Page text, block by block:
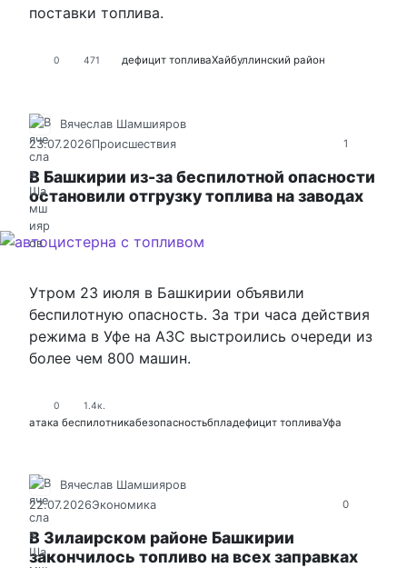
поставки топлива.
0 471 дефицит топливаХайбуллинский район
1
Вячеслав Шамшияров
23.07.2026Происшествия
В Башкирии из-за беспилотной опасности
остановили отгрузку топлива на заводах
Утром 23 июля в Башкирии объявили
беспилотную опасность. За три часа действия
режима в Уфе на АЗС выстроились очереди из
более чем 800 машин.
0 1.4к.
атака беспилотникабезопасностьбпладефицит топливаУфа
0
Вячеслав Шамшияров
22.07.2026Экономика
В Зилаирском районе Башкирии
закончилось топливо на всех заправках